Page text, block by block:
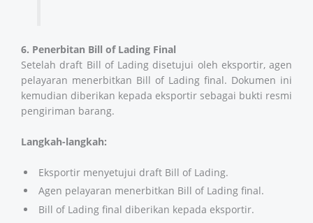
6. Penerbitan Bill of Lading Final
Setelah draft Bill of Lading disetujui oleh eksportir, agen
pelayaran menerbitkan Bill of Lading final. Dokumen ini
kemudian diberikan kepada eksportir sebagai bukti resmi
pengiriman barang.
Langkah-langkah:
Eksportir menyetujui draft Bill of Lading.
Agen pelayaran menerbitkan Bill of Lading final.
Bill of Lading final diberikan kepada eksportir.